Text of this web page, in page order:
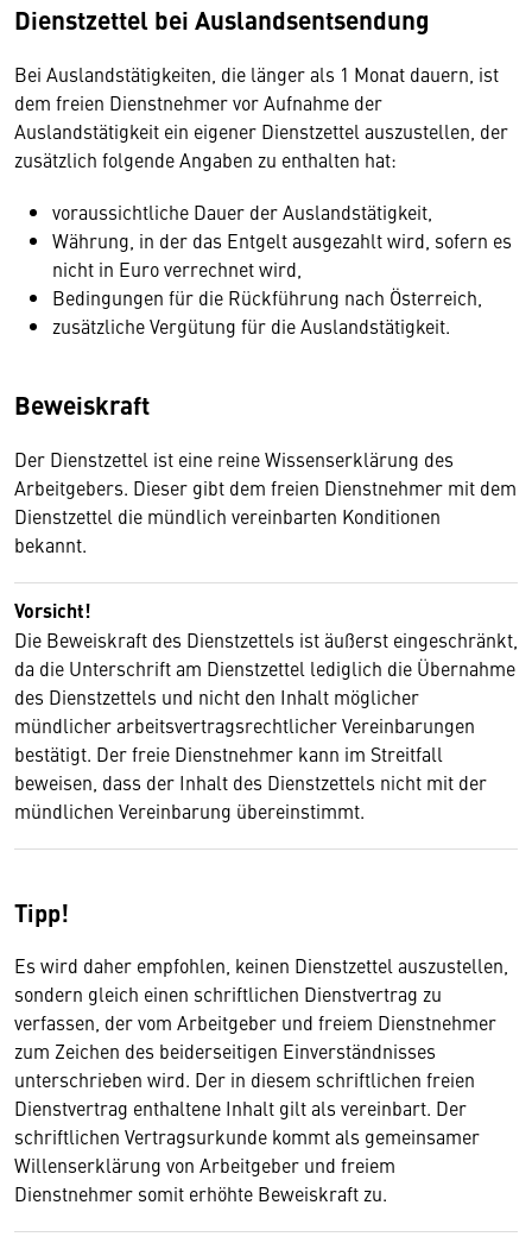
Dienstzettel bei Auslandsentsendung
Bei Auslandstätigkeiten, die länger als 1 Monat dauern, ist
dem freien Dienstnehmer vor Aufnahme der
Auslandstätigkeit ein eigener Dienstzettel auszustellen, der
zusätzlich folgende Angaben zu enthalten hat:
voraussichtliche Dauer der Auslandstätigkeit,
Währung, in der das Entgelt ausgezahlt wird, sofern es
nicht in Euro verrechnet wird,
Bedingungen für die Rückführung nach Österreich,
zusätzliche Vergütung für die Auslandstätigkeit.
Beweiskraft
Der Dienstzettel ist eine reine Wissenserklärung des
Arbeitgebers. Dieser gibt dem freien Dienstnehmer mit dem
Dienstzettel die mündlich vereinbarten Konditionen
bekannt.
Vorsicht!
Die Beweiskraft des Dienstzettels ist äußerst eingeschränkt,
da die Unterschrift am Dienstzettel lediglich die Übernahme
des Dienstzettels und nicht den Inhalt möglicher
mündlicher arbeitsvertragsrechtlicher Vereinbarungen
bestätigt. Der freie Dienstnehmer kann im Streitfall
beweisen, dass der Inhalt des Dienstzettels nicht mit der
mündlichen Vereinbarung übereinstimmt.
Tipp!
Es wird daher empfohlen, keinen Dienstzettel auszustellen,
sondern gleich einen schriftlichen Dienstvertrag zu
verfassen, der vom Arbeitgeber und freiem Dienstnehmer
zum Zeichen des beiderseitigen Einverständnisses
unterschrieben wird. Der in diesem schriftlichen freien
Dienstvertrag enthaltene Inhalt gilt als vereinbart. Der
schriftlichen Vertragsurkunde kommt als gemeinsamer
Willenserklärung von Arbeitgeber und freiem
Dienstnehmer somit erhöhte Beweiskraft zu.